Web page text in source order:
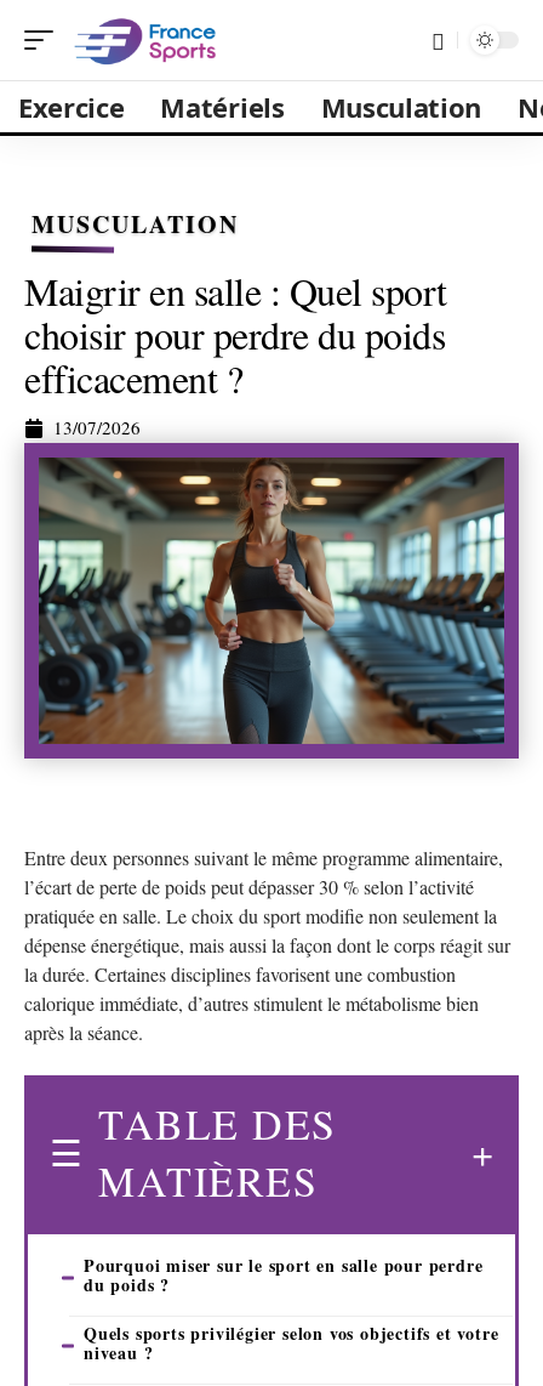
Exercice Matériels Musculation
MUSCULATION
Maigrir en salle : Quel sport
choisir pour perdre du poids
efficacement ?
13/07/2026
Entre deux personnes suivant le même programme alimentaire,
l’écart de perte de poids peut dépasser 30 % selon l’activité
pratiquée en salle. Le choix du sport modifie non seulement la
dépense énergétique, mais aussi la façon dont le corps réagit sur
la durée. Certaines disciplines favorisent une combustion
calorique immédiate, d’autres stimulent le métabolisme bien
après la séance.
TABLE DES
MATIÈRES
Pourquoi miser sur le sport en salle pour perdre
du poids ?
Quels sports privilégier selon vos objectifs et votre
niveau ?